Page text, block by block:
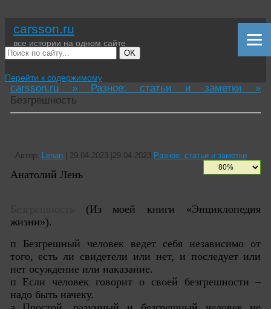
carsson.ru
все истории на одном сайте
OK
Перейти к содержимому
carsson.ru » Разное: статьи и заметки »
Безгрешность
Автор: Lenan | 29.04.2023 |29.04.2023 Разное: статьи и заметки
Анатолий Лень
(Из моей книги «Энциклопедия
жизни»).
п Безгрешный человек ведет себя независимо от
того, есть ли свидетели или нет, и последует или
нет осуждение или наказание.
п Если человек говорит о своей безгрешности –
надо быть начеку.